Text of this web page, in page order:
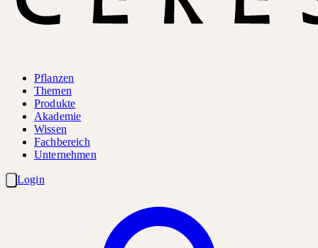
Pflanzen
Themen
Produkte
Akademie
Wissen
Fachbereich
Unternehmen
Login